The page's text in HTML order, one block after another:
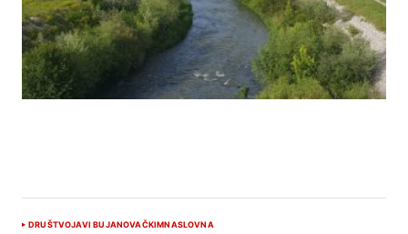
DRUŠTVOJAVI BUJANOVAČKIMNASLOVNA